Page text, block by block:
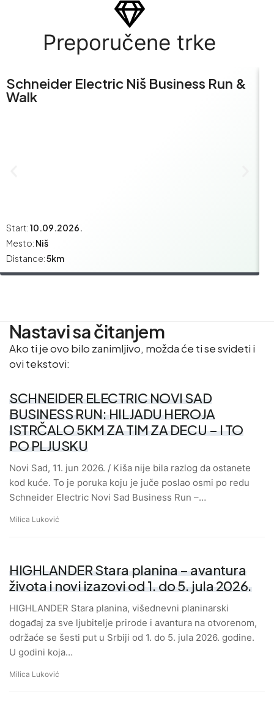
Preporučene trke
Schneider Electric Niš Business Run &
Walk
Start:10.09.2026.
Mesto: Niš
Distance:5km
Nastavi sa čitanjem
Ako ti je ovo bilo zanimljivo, možda će ti se svideti i
ovi tekstovi:
SCHNEIDER ELECTRIC NOVI SAD
BUSINESS RUN: HILJADU HEROJA
ISTRČALO 5KM ZA TIM ZA DECU – I TO
PO PLJUSKU
Novi Sad, 11. jun 2026. / Kiša nije bila razlog da ostanete
kod kuće. To je poruka koju je juče poslao osmi po redu
Schneider Electric Novi Sad Business Run –…
Milica Luković
HIGHLANDER Stara planina – avantura
života i novi izazovi od 1. do 5. jula 2026.
HIGHLANDER Stara planina, višednevni planinarski
događaj za sve ljubitelje prirode i avantura na otvorenom,
održaće se šesti put u Srbiji od 1. do 5. jula 2026. godine.
U godini koja…
Milica Luković